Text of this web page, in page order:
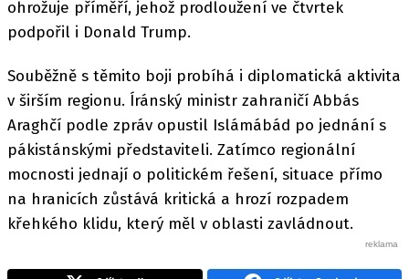
ohrožuje příměří, jehož prodloužení ve čtvrtek
podpořil i Donald Trump.
Souběžně s těmito boji probíhá i diplomatická aktivita
v širším regionu. Íránský ministr zahraničí Abbás
Araghčí podle zpráv opustil Islámábád po jednání s
pákistánskými představiteli. Zatímco regionální
mocnosti jednají o politickém řešení, situace přímo
na hranicích zůstává kritická a hrozí rozpadem
křehkého klidu, který měl v oblasti zavládnout.